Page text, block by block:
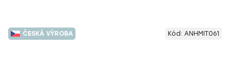
ČESKÁ VÝROBA Kód: ANHMIT061